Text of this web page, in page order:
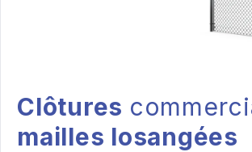
Clôtures
mailles losangées